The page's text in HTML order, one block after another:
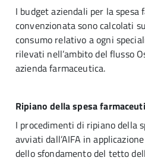
I budget aziendali per la spesa
convenzionata sono calcolati
consumo relativo a ogni
rilevati nell’ambito del flusso
azienda farmaceutica.
Ripiano della spesa
I procedimenti di ripiano della
avviati dall’AIFA in
dello sfondamento del tetto